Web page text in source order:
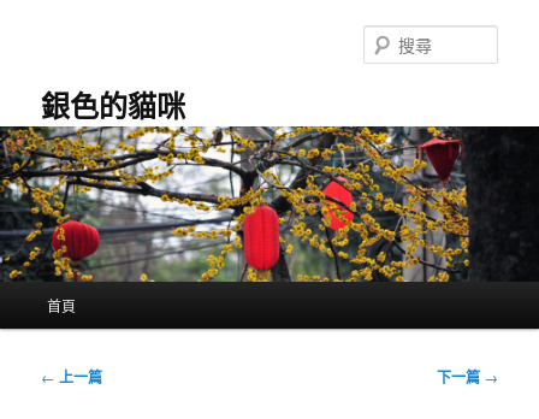
容
銀色的貓咪
尋
首頁
文
← 上一篇 下一篇 →